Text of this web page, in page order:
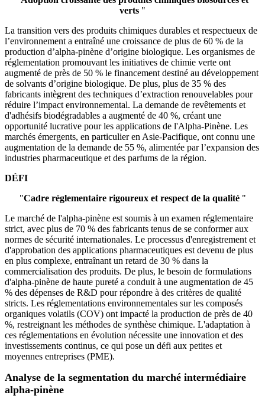
verts "
La transition vers des produits chimiques durables et respectueux de
l’environnement a entraîné une croissance de plus de 60 % de la
production d’alpha-pinène d’origine biologique. Les organismes de
réglementation promouvant les initiatives de chimie verte ont
augmenté de près de 50 % le financement destiné au développement
de solvants d’origine biologique. De plus, plus de 35 % des
fabricants intègrent des techniques d’extraction renouvelables pour
réduire l’impact environnemental. La demande de revêtements et
d'adhésifs biodégradables a augmenté de 40 %, créant une
opportunité lucrative pour les applications de l'Alpha-Pinène. Les
marchés émergents, en particulier en Asie-Pacifique, ont connu une
augmentation de la demande de 55 %, alimentée par l’expansion des
industries pharmaceutique et des parfums de la région.
DÉFI
"Cadre réglementaire rigoureux et respect de la qualité "
Le marché de l'alpha-pinène est soumis à un examen réglementaire
strict, avec plus de 70 % des fabricants tenus de se conformer aux
normes de sécurité internationales. Le processus d'enregistrement et
d'approbation des applications pharmaceutiques est devenu de plus
en plus complexe, entraînant un retard de 30 % dans la
commercialisation des produits. De plus, le besoin de formulations
d'alpha-pinène de haute pureté a conduit à une augmentation de 45
% des dépenses de R&D pour répondre à des critères de qualité
stricts. Les réglementations environnementales sur les composés
organiques volatils (COV) ont impacté la production de près de 40
%, restreignant les méthodes de synthèse chimique. L'adaptation à
ces réglementations en évolution nécessite une innovation et des
investissements continus, ce qui pose un défi aux petites et
moyennes entreprises (PME).
Analyse de la segmentation du marché intermédiaire
alpha-pinène